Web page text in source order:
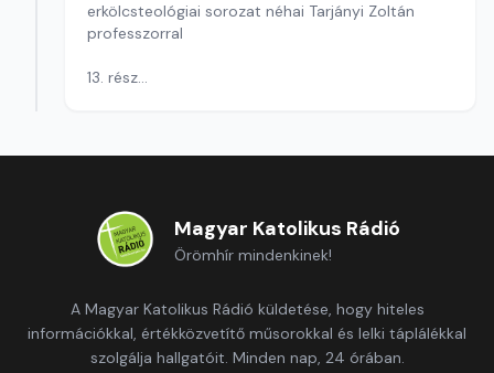
erkölcsteológiai sorozat néhai Tarjányi Zoltán
professzorral
13. rész
Magyar Katolikus Rádió
Örömhír mindenkinek!
A Magyar Katolikus Rádió küldetése, hogy hiteles
információkkal, értékközvetítő műsorokkal és lelki táplálékkal
szolgálja hallgatóit. Minden nap, 24 órában.